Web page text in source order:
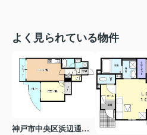
よく見られている物件
神戸市中央区浜辺通３丁目